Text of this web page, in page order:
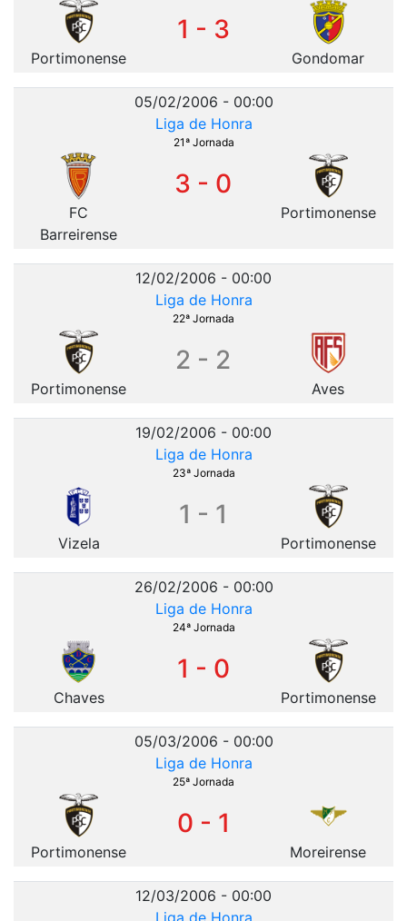
Portimonense
1 - 3
Gondomar
05/02/2006 - 00:00
Liga de Honra
21ª Jornada
FC
Barreirense
3 - 0
Portimonense
12/02/2006 - 00:00
Liga de Honra
22ª Jornada
Portimonense
2 - 2
Aves
19/02/2006 - 00:00
Liga de Honra
23ª Jornada
Vizela
1 - 1
Portimonense
26/02/2006 - 00:00
Liga de Honra
24ª Jornada
Chaves
1 - 0
Portimonense
05/03/2006 - 00:00
Liga de Honra
25ª Jornada
Portimonense
0 - 1
Moreirense
12/03/2006 - 00:00